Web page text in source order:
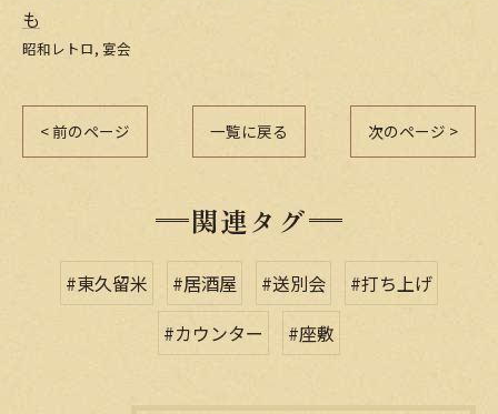
も
昭和レトロ 宴会
< 前のページ 一覧に戻る 次のページ >
関連タグ
#東久留米 #居酒屋 #送別会
#打ち上げ
#カウンター
#座敷